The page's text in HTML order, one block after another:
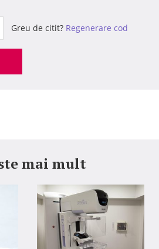
Greu de citit? Regenerare cod
mai mult